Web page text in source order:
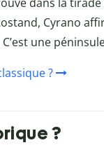
Cyrano
une
?
?